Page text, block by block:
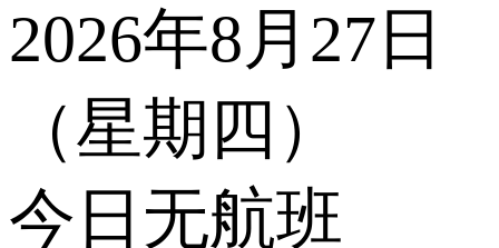
2026年8月27日
（星期四）
今日无航班